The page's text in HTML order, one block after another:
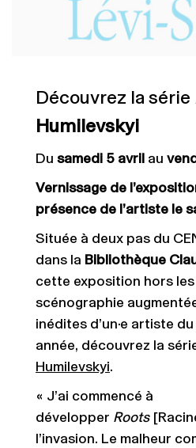
Découvrez la série
Humilevskyi
Du samedi 5 avril au
Vernissage de
présence de l’artiste le
Située à deux pas du
dans la Bibliothèque
cette exposition hors
scénographie
inédites d’un·e artiste
année, découvrez la
Humilevskyi.
« J’ai commencé à
développer Roots
l’invasion. Le malheur